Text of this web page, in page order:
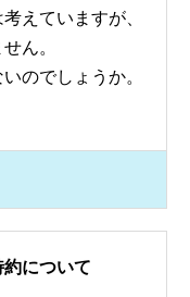
えていますが、
ん。
のでしょうか。
について